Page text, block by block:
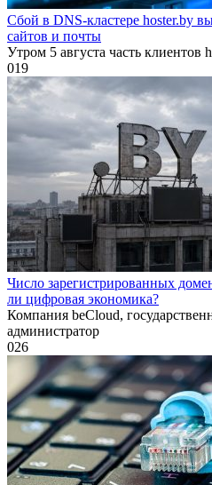
Сбой в DNS-кластере hoster.by
сайтов и почты
Утром 5 августа часть клиентов
019
Число зарегистрированных
ли цифровая экономика?
Компания beCloud,
администратор
026